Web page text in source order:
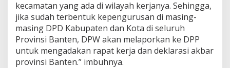
kecamatan yang ada di wilayah kerjanya. Sehingga,
jika sudah terbentuk kepengurusan di masing-
masing DPD Kabupaten dan Kota di seluruh
Provinsi Banten, DPW akan melaporkan ke DPP
untuk mengadakan rapat kerja dan deklarasi akbar
provinsi Banten.” imbuhnya.